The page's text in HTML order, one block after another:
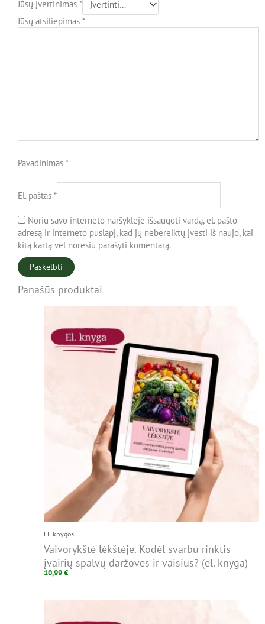
Jūsų įvertinimas *
Jūsų atsiliepimas *
Pavadinimas *
El. paštas *
Noriu savo interneto naršyklėje išsaugoti vardą, el. pašto
adresą ir interneto puslapį, kad jų nebereiktų įvesti iš naujo, kai
kitą kartą vėl norėsiu parašyti komentarą.
Panašūs produktai
El. knygos
Vaivorykštė lėkštėje. Kodėl svarbu rinktis
įvairių spalvų daržoves ir vaisius? (el. knyga)
10,99€